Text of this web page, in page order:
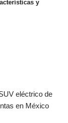
y
eléctrico de
en México